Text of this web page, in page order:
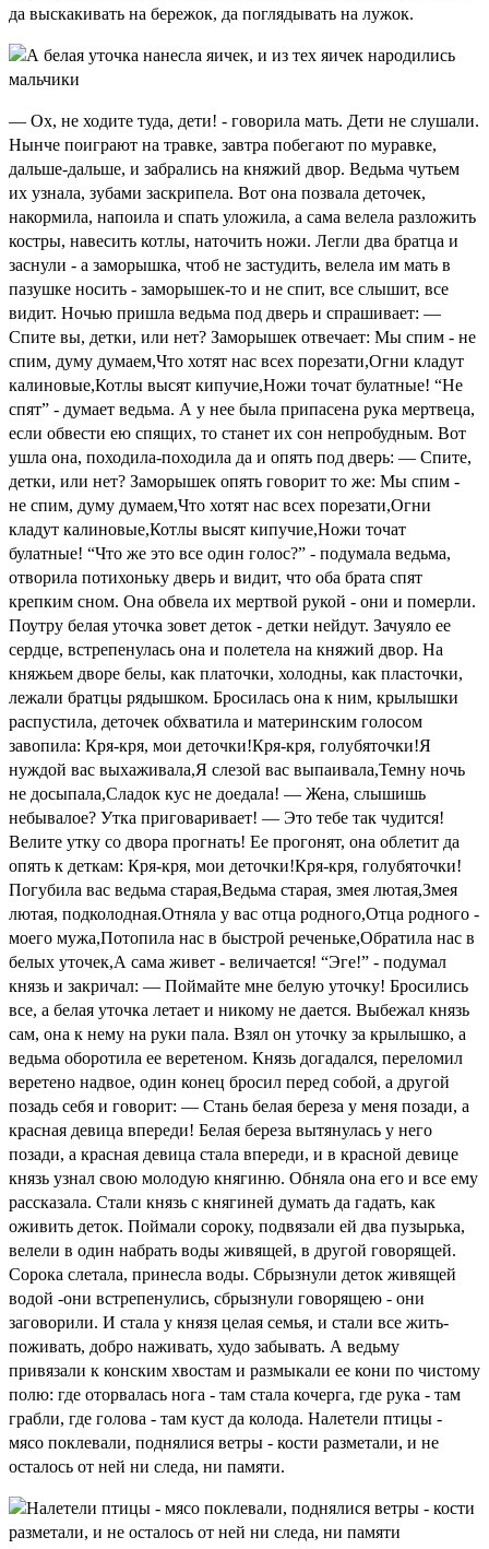
да выскакивать на бережок, да поглядывать на лужок.
— Ох, не ходите туда, дети! - говорила мать. Дети не слушали.
Нынче поиграют на травке, завтра побегают по муравке,
дальше-дальше, и забрались на княжий двор. Ведьма чутьем
их узнала, зубами заскрипела. Вот она позвала деточек,
накормила, напоила и спать уложила, а сама велела разложить
костры, навесить котлы, наточить ножи. Легли два братца и
заснули - а заморышка, чтоб не застудить, велела им мать в
пазушке носить - заморышек-то и не спит, все слышит, все
видит. Ночью пришла ведьма под дверь и спрашивает: —
Спите вы, детки, или нет? Заморышек отвечает: Мы спим - не
спим, думу думаем,Что хотят нас всех порезати,Огни кладут
калиновые,Котлы высят кипучие,Ножи точат булатные! “Не
спят” - думает ведьма. А у нее была припасена рука мертвеца,
если обвести ею спящих, то станет их сон непробудным. Вот
ушла она, походила-походила да и опять под дверь: — Спите,
детки, или нет? Заморышек опять говорит то же: Мы спим -
не спим, думу думаем,Что хотят нас всех порезати,Огни
кладут калиновые,Котлы высят кипучие,Ножи точат
булатные! “Что же это все один голос?” - подумала ведьма,
отворила потихоньку дверь и видит, что оба брата спят
крепким сном. Она обвела их мертвой рукой - они и померли.
Поутру белая уточка зовет деток - детки нейдут. Зачуяло ее
сердце, встрепенулась она и полетела на княжий двор. На
княжьем дворе белы, как платочки, холодны, как пласточки,
лежали братцы рядышком. Бросилась она к ним, крылышки
распустила, деточек обхватила и материнским голосом
завопила: Кря-кря, мои деточки!Кря-кря, голубяточки!Я
нуждой вас выхаживала,Я слезой вас выпаивала,Темну ночь
не досыпала,Сладок кус не доедала! — Жена, слышишь
небывалое? Утка приговаривает! — Это тебе так чудится!
Велите утку со двора прогнать! Ее прогонят, она облетит да
опять к деткам: Кря-кря, мои деточки!Кря-кря, голубяточки!
Погубила вас ведьма старая,Ведьма старая, змея лютая,Змея
лютая, подколодная.Отняла у вас отца родного,Отца родного -
моего мужа,Потопила нас в быстрой реченьке,Обратила нас в
белых уточек,А сама живет - величается! “Эге!” - подумал
князь и закричал: — Поймайте мне белую уточку! Бросились
все, а белая уточка летает и никому не дается. Выбежал князь
сам, она к нему на руки пала. Взял он уточку за крылышко, а
ведьма оборотила ее веретеном. Князь догадался, переломил
веретено надвое, один конец бросил перед собой, а другой
позадь себя и говорит: — Стань белая береза у меня позади, а
красная девица впереди! Белая береза вытянулась у него
позади, а красная девица стала впереди, и в красной девице
князь узнал свою молодую княгиню. Обняла она его и все ему
рассказала. Стали князь с княгиней думать да гадать, как
оживить деток. Поймали сороку, подвязали ей два пузырька,
велели в один набрать воды живящей, в другой говорящей.
Сорока слетала, принесла воды. Сбрызнули деток живящей
водой -они встрепенулись, сбрызнули говорящею - они
заговорили. И стала у князя целая семья, и стали все жить-
поживать, добро наживать, худо забывать. А ведьму
привязали к конским хвостам и размыкали ее кони по чистому
полю: где оторвалась нога - там стала кочерга, где рука - там
грабли, где голова - там куст да колода. Налетели птицы -
мясо поклевали, поднялися ветры - кости разметали, и не
осталось от ней ни следа, ни памяти.